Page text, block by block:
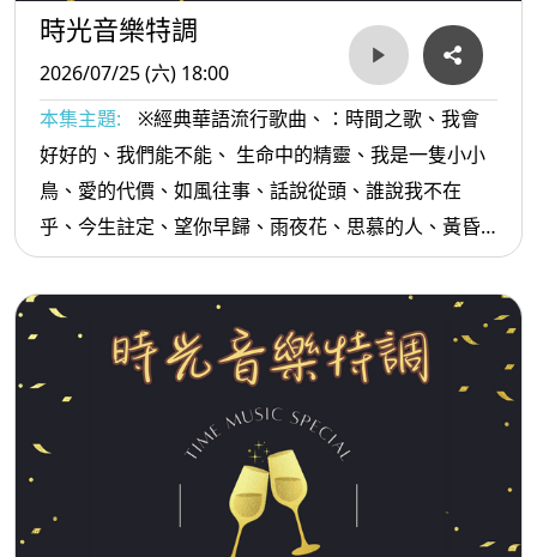
時光音樂特調
2026/07/25 (六) 18:00
本集主題:
※經典華語流行歌曲、：時間之歌、我會
好好的、我們能不能、 生命中的精靈、我是一隻小小
鳥、愛的代價、如風往事、話說從頭、誰說我不在
乎、今生註定、望你早歸、雨夜花、思慕的人、黃昏
的故鄉...等。